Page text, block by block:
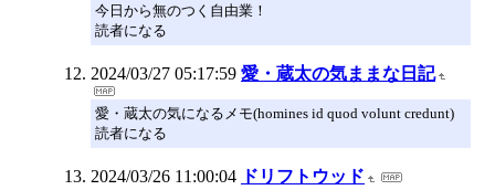
今日から無のつく自由業！
読者になる
2024/03/27 05:17:59 愛・蔵太の気ままな日記
愛・蔵太の気になるメモ(homines id quod volunt credunt)
読者になる
2024/03/26 11:00:04 ドリフトウッド